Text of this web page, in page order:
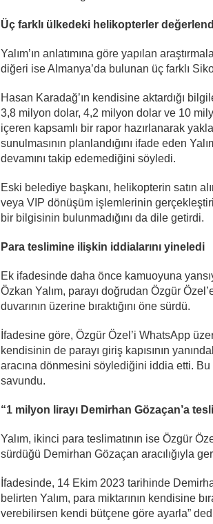
Üç farklı ülkedeki helikopterler
Yalım’ın anlatımına göre yapılan
diğeri ise Almanya’da bulunan üç farklı
Hasan Karadağ’ın kendisine aktardığı
3,8 milyon dolar, 4,2 milyon dolar ve 10
içeren kapsamlı bir rapor hazırlanarak
sunulmasının planlandığını ifade eden
devamını takip edemediğini söyledi.
Eski belediye başkanı, helikopterin satın
veya VIP dönüşüm işlemlerinin
bir bilgisinin bulunmadığını da dile getirdi.
Para teslimine ilişkin iddialarını yineledi
Ek ifadesinde daha önce kamuoyuna
Özkan Yalım, parayı doğrudan Özgür
duvarının üzerine bıraktığını öne sürdü.
İfadesine göre, Özgür Özel’i WhatsApp
kendisinin de parayı giriş kapısının
aracına dönmesini söylediğini iddia etti.
savundu.
“1 milyon lirayı Demirhan Gözaçan’a
Yalım, ikinci para teslimatının ise Özgür
sürdüğü Demirhan Gözaçan aracılığıyla
İfadesinde, 14 Ekim 2023 tarihinde
belirten Yalım, para miktarının kendisine
verebilirsen kendi bütçene göre ayarla”